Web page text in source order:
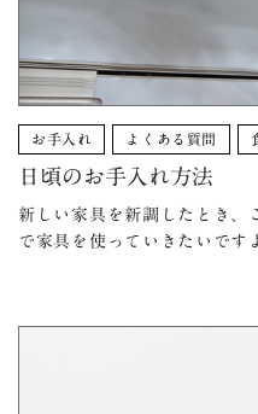
お手入れ よくある質問
日頃のお手入れ方法
新しい家具を新調したとき、
で家具を使っていきたいで